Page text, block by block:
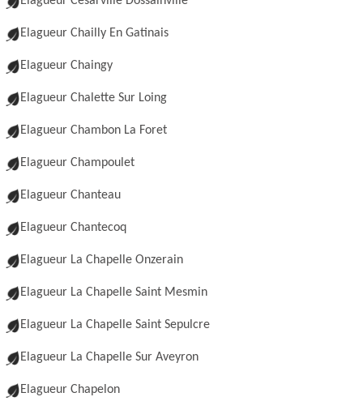
Elagueur Chailly En Gatinais
Elagueur Chaingy
Elagueur Chalette Sur Loing
Elagueur Chambon La Foret
Elagueur Champoulet
Elagueur Chanteau
Elagueur Chantecoq
Elagueur La Chapelle Onzerain
Elagueur La Chapelle Saint Mesmin
Elagueur La Chapelle Saint Sepulcre
Elagueur La Chapelle Sur Aveyron
Elagueur Chapelon